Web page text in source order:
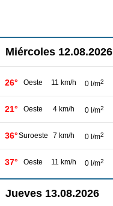
Miércoles 12.08.2026
26° Oeste 11 km/h 0 l/m2
21° Oeste 4 km/h 0 l/m2
36°Suroeste 7 km/h 0 l/m2
37° Oeste 11 km/h 0 l/m2
Jueves 13.08.2026